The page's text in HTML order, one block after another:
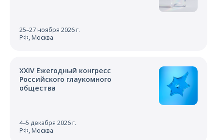
25–27 ноября 2026 г.
РФ, Москва
XXIV Ежегодный конгресс
Российского глаукомного
общества
4–5 декабря 2026 г.
РФ, Москва